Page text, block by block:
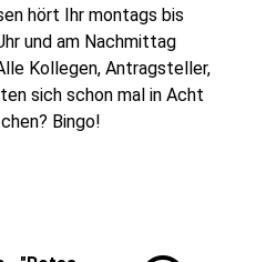
hört Ihr montags bis
und am Nachmittag
Kollegen, Antragsteller,
sich schon mal in Acht
Bingo!